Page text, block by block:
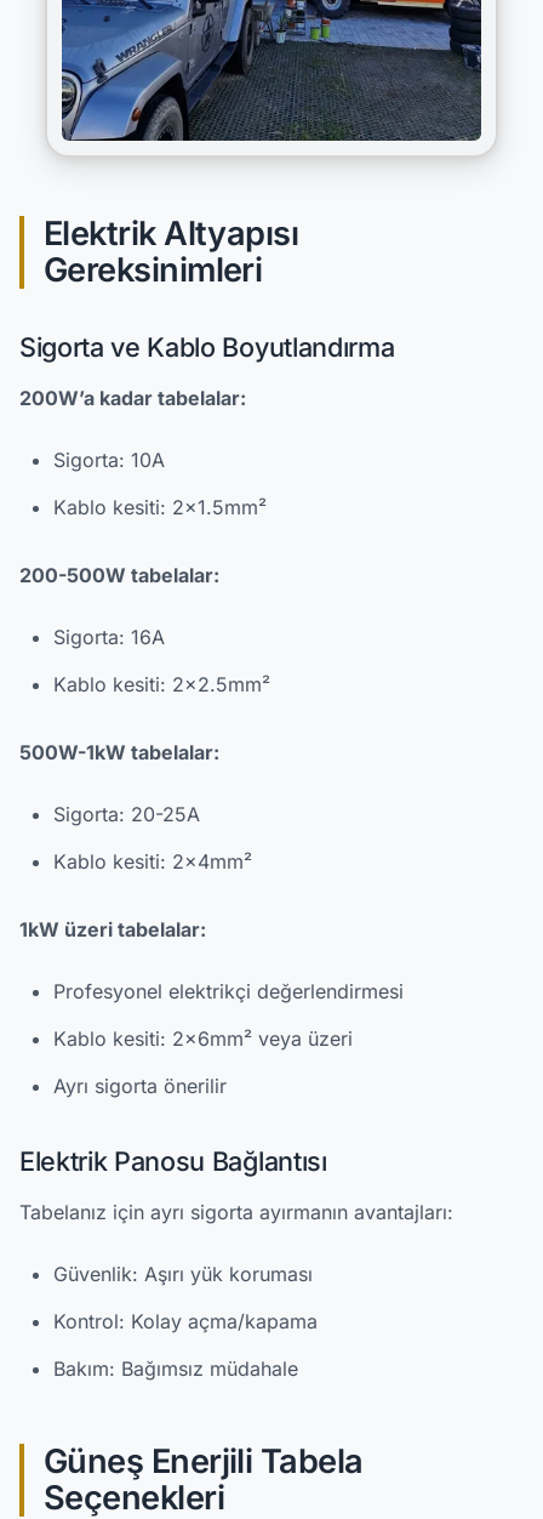
Elektrik Altyapısı
Gereksinimleri
Sigorta ve Kablo Boyutlandırma
200W’a kadar tabelalar:
Sigorta: 10A
Kablo kesiti: 2x1.5mm²
200-500W tabelalar:
Sigorta: 16A
Kablo kesiti: 2x2.5mm²
500W-1kW tabelalar:
Sigorta: 20-25A
Kablo kesiti: 2x4mm²
1kW üzeri tabelalar:
Profesyonel elektrikçi değerlendirmesi
Kablo kesiti: 2x6mm² veya üzeri
Ayrı sigorta önerilir
Elektrik Panosu Bağlantısı
Tabelanız için ayrı sigorta ayırmanın avantajları:
Güvenlik: Aşırı yük koruması
Kontrol: Kolay açma/kapama
Bakım: Bağımsız müdahale
Güneş Enerjili Tabela
Seçenekleri